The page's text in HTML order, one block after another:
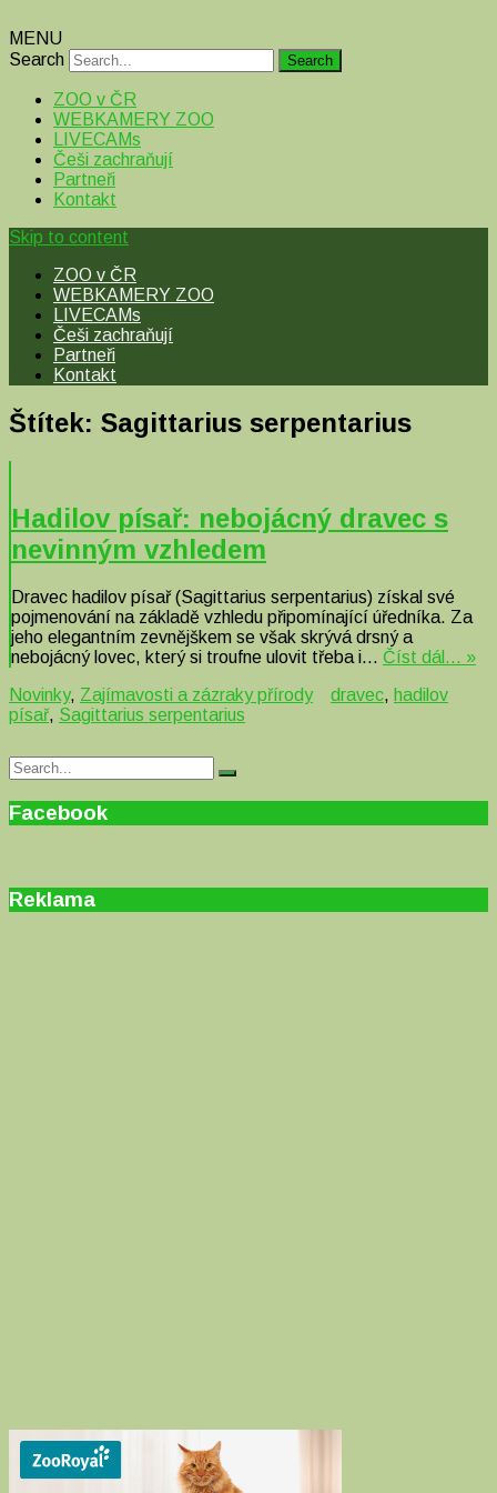
MENU
Search
ZOO v ČR
WEBKAMERY ZOO
LIVECAMs
Češi zachraňují
Partneři
Kontakt
Skip to content
ZOO v ČR
WEBKAMERY ZOO
LIVECAMs
Češi zachraňují
Partneři
Kontakt
Štítek: Sagittarius serpentarius
Hadilov písař: nebojácný dravec s
nevinným vzhledem
Dravec hadilov písař (Sagittarius serpentarius) získal své
pojmenování na základě vzhledu připomínající úředníka. Za
jeho elegantním zevnějškem se však skrývá drsný a
nebojácný lovec, který si troufne ulovit třeba i… Číst dál… »
Novinky, Zajímavosti a zázraky přírody dravec, hadilov
písař, Sagittarius serpentarius
Search
for:
Search
Facebook
Reklama